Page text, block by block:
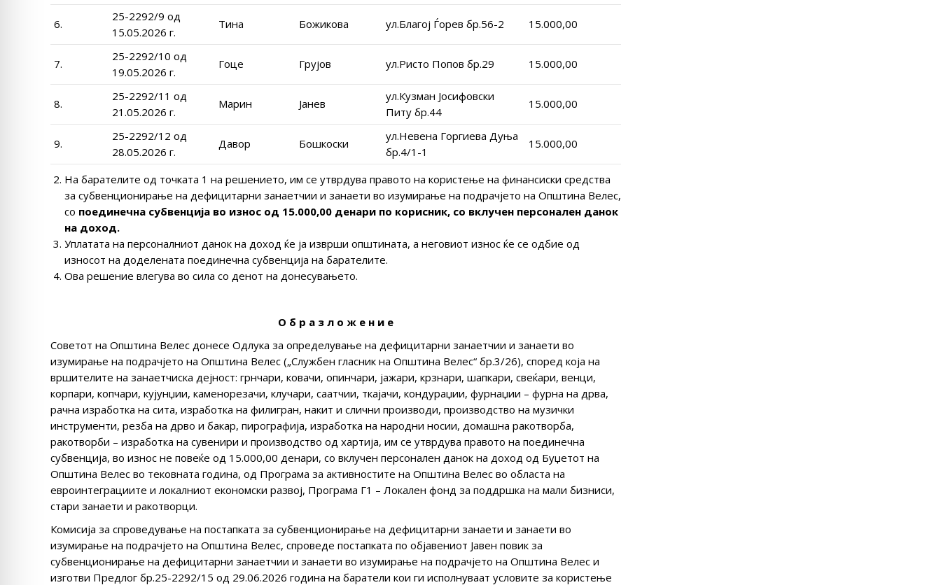
6.
25-2292/9 од
15.05.2026 г.
Тина Божикова ул.Благој Ѓорев бр.56-2 15.000,00
7.
25-2292/10 од
19.05.2026 г.
Гоце Грујов ул.Ристо Попов бр.29 15.000,00
8.
25-2292/11 од
21.05.2026 г.
Марин Јанев
ул.Кузман Јосифовски
Питу бр.44
15.000,00
9.
25-2292/12 од
28.05.2026 г.
Давор Бошкоски
ул.Невена Горгиева Дуња
бр.4/1-1
15.000,00
На барателите од точката 1 на решението, им се утврдува правото на користење на финансиски средства
за субвенционирање на дефицитарни занаетчии и занаети во изумирање на подрачјето на Општина Велес,
со поединечна субвенција во износ од 15.000,00 денари по корисник, со вклучен персонален данок
на доход.
Уплатата на персоналниот данок на доход ќе ја изврши општината, а неговиот износ ќе се одбие од
износот на доделената поединечна субвенција на барателите.
Ова решение влегува во сила со денот на донесувањето.
О б р а з л о ж е н и е
Советот на Општина Велес донесе Одлука за определување на дефицитарни занаетчии и занаети во
изумирање на подрачјето на Општина Велес („Службен гласник на Општина Велес“ бр.3/26), според која на
вршителите на занаетчиска дејност: грнчари, ковачи, опинчари, јажари, крзнари, шапкари, свеќари, венци,
корпари, копчари, кујунџии, каменорезачи, клучари, саатчии, ткајачи, кондураџии, фурнаџии – фурна на дрва,
рачна изработка на сита, изработка на филигран, накит и слични производи, производство на музички
инструменти, резба на дрво и бакар, пирографија, изработка на народни носии, домашна ракотворба,
ракотворби – изработка на сувенири и производство од хартија, им се утврдува правото на поединечна
субвенција, во износ не повеќе од 15.000,00 денари, со вклучен персонален данок на доход од Буџетот на
Општина Велес во тековната година, од Програма за активностите на Oпштина Велес во областа на
евроинтеграциите и локалниот економски развој, Програма Г1 – Локален фонд за поддршка на мали бизниси,
стари занаети и ракотворци.
Комисија за спроведување на постапката за субвенционирање на дефицитарни занаети и занаети во
изумирање на подрачјето на Општина Велес, спроведе постапката по објавениот Јавен повик за
субвенционирање на дефицитарни занаетчии и занаети во изумирање на подрачјето на Општина Велес и
изготви Предлог бр.25-2292/15 од 29.06.2026 година на баратели кои ги исполнуваат условите за користење